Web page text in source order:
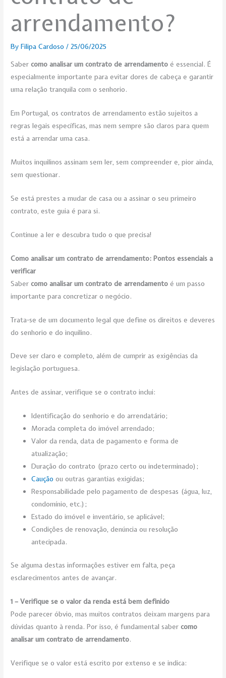
arrendamento?
ByFilipa Cardoso/25/06/2025
Sabercomo analisar um contrato de arrendamento é essencial. É
especialmente importante para evitar dores de cabeça e garantir
uma relação tranquila com o senhorio.
Em Portugal, os contratos de arrendamento estão sujeitos a
regras legais específicas, mas nem sempre são claros para quem
está a arrendar uma casa.
Muitos inquilinos assinam sem ler, sem compreender e, pior ainda,
sem questionar.
Se está prestes a mudar de casa ou a assinar o seu primeiro
contrato, este guia é para si.
Continue a ler e descubra tudo o que precisa!
Como analisar um contrato de arrendamento: Pontos essenciais a
verificar
Sabercomo analisar um contrato de arrendamento é um passo
importante para concretizar o negócio.
Trata-se de um documento legal que define os direitos e deveres
do senhorio e do inquilino.
Deve ser claro e completo, além de cumprir as exigências da
legislação portuguesa.
Antes de assinar, verifique se o contrato inclui:
Identificação do senhorio e do arrendatário;
Morada completa do imóvel arrendado;
Valor da renda, data de pagamento e forma de
atualização;
Duração do contrato (prazo certo ou indeterminado);
Caução ou outras garantias exigidas;
Responsabilidade pelo pagamento de despesas (água, luz,
condomínio, etc.);
Estado do imóvel e inventário, se aplicável;
Condições de renovação, denúncia ou resolução
antecipada.
Se alguma destas informações estiver em falta, peça
esclarecimentos antes de avançar.
1 – Verifique se o valor da renda está bem definido
Pode parecer óbvio, mas muitos contratos deixam margens para
dúvidas quanto à renda. Por isso, é fundamental sabercomo
analisar um contrato de arrendamento.
Verifique se o valor está escrito por extenso e se indica: